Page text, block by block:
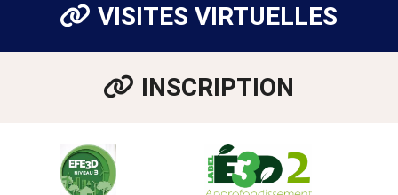
VISITES VIRTUELLES
INSCRIPTION